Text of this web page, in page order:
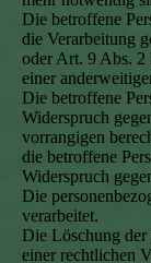
Die betroffene
die Verarbeitung
oder Art. 9 Abs. 2
einer
Die betroffene
Widerspruch
vorrangigen
die betroffene
Widerspruch
Die
verarbeitet.
Die Löschung der
einer rechtlichen